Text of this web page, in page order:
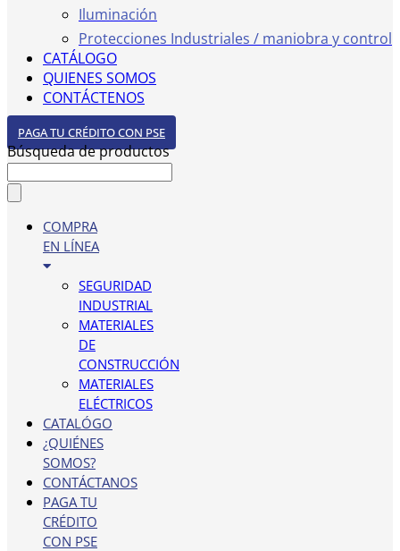
Iluminación
Protecciones Industriales / maniobra y control
CATÁLOGO
QUIENES SOMOS
CONTÁCTENOS
PAGA TU CRÉDITO CON PSE
Búsqueda de productos
COMPRA
EN LÍNEA
SEGURIDAD
INDUSTRIAL
MATERIALES
DE
CONSTRUCCIÓN
MATERIALES
ELÉCTRICOS
CATALÓGO
¿QUIÉNES
SOMOS?
CONTÁCTANOS
PAGA TU
CRÉDITO
CON PSE